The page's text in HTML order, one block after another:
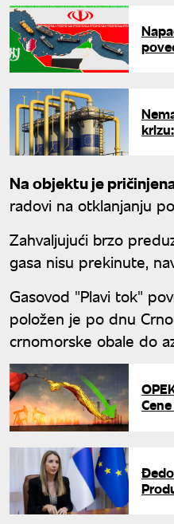
Na objektu je
radovi na otklanjanju
Zahvaljujući brzo
gasa nisu prekinute,
Gasovod "Plavi tok"
položen je po dnu
crnomorske obale do